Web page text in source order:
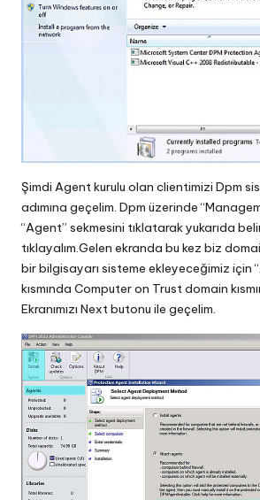
Şimdi Agent kurulu olan clientimizi Dpm
adımına geçelim. Dpm üzerinde
“Agent” sekmesini tıklatarak yukarıda
tıklayalım.Gelen ekranda bu kez biz
bir bilgisayarı sisteme ekleyeceğimiz için
kısmında Computer on Trust domain
Ekranımızı Next butonu ile geçelim.